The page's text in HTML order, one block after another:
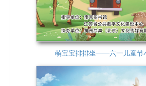
萌宝宝排排坐——六一儿童节